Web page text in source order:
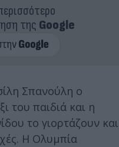
της Google
Σπανούλη ο
του παιδιά και η
το γιορτάζουν και
Η Ολυμπία